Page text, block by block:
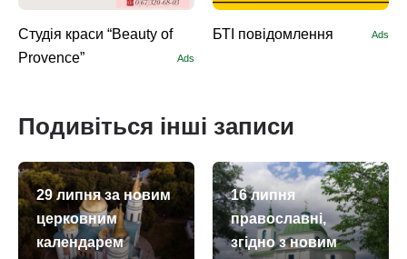
Студія краси “Beauty of
Provence”
Ads
БТІ повідомлення Ads
Подивіться інші записи
29 липня за новим
церковним
календарем
16 липня
православні,
згідно з новим